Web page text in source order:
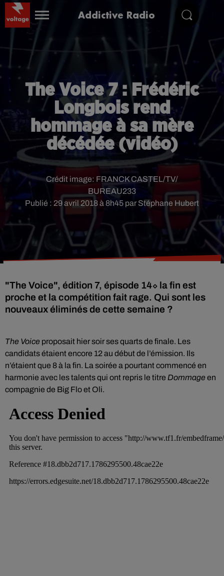
Addictive Radio
The Voice 7 : Frédéric
Longbois rend
hommage à sa mère
décédée (vidéo)
Publié : 29 avril 2018 à 8h45 par Stéphane Hubert
Crédit image: FRANCK CASTEL/TV/
BUREAU233
"The Voice", édition 7, épisode 14⬦ la fin est
proche et la compétition fait rage. Qui sont les
nouveaux éliminés de cette semaine ?
The Voice proposait hier soir ses quarts de finale. Les
candidats étaient encore 12 au début de l’émission. Ils
n’étaient que 8 à la fin. La soirée a pourtant commencé en
harmonie avec les talents qui ont repris le titre Dommageen
compagnie de Big Flo et Oli.